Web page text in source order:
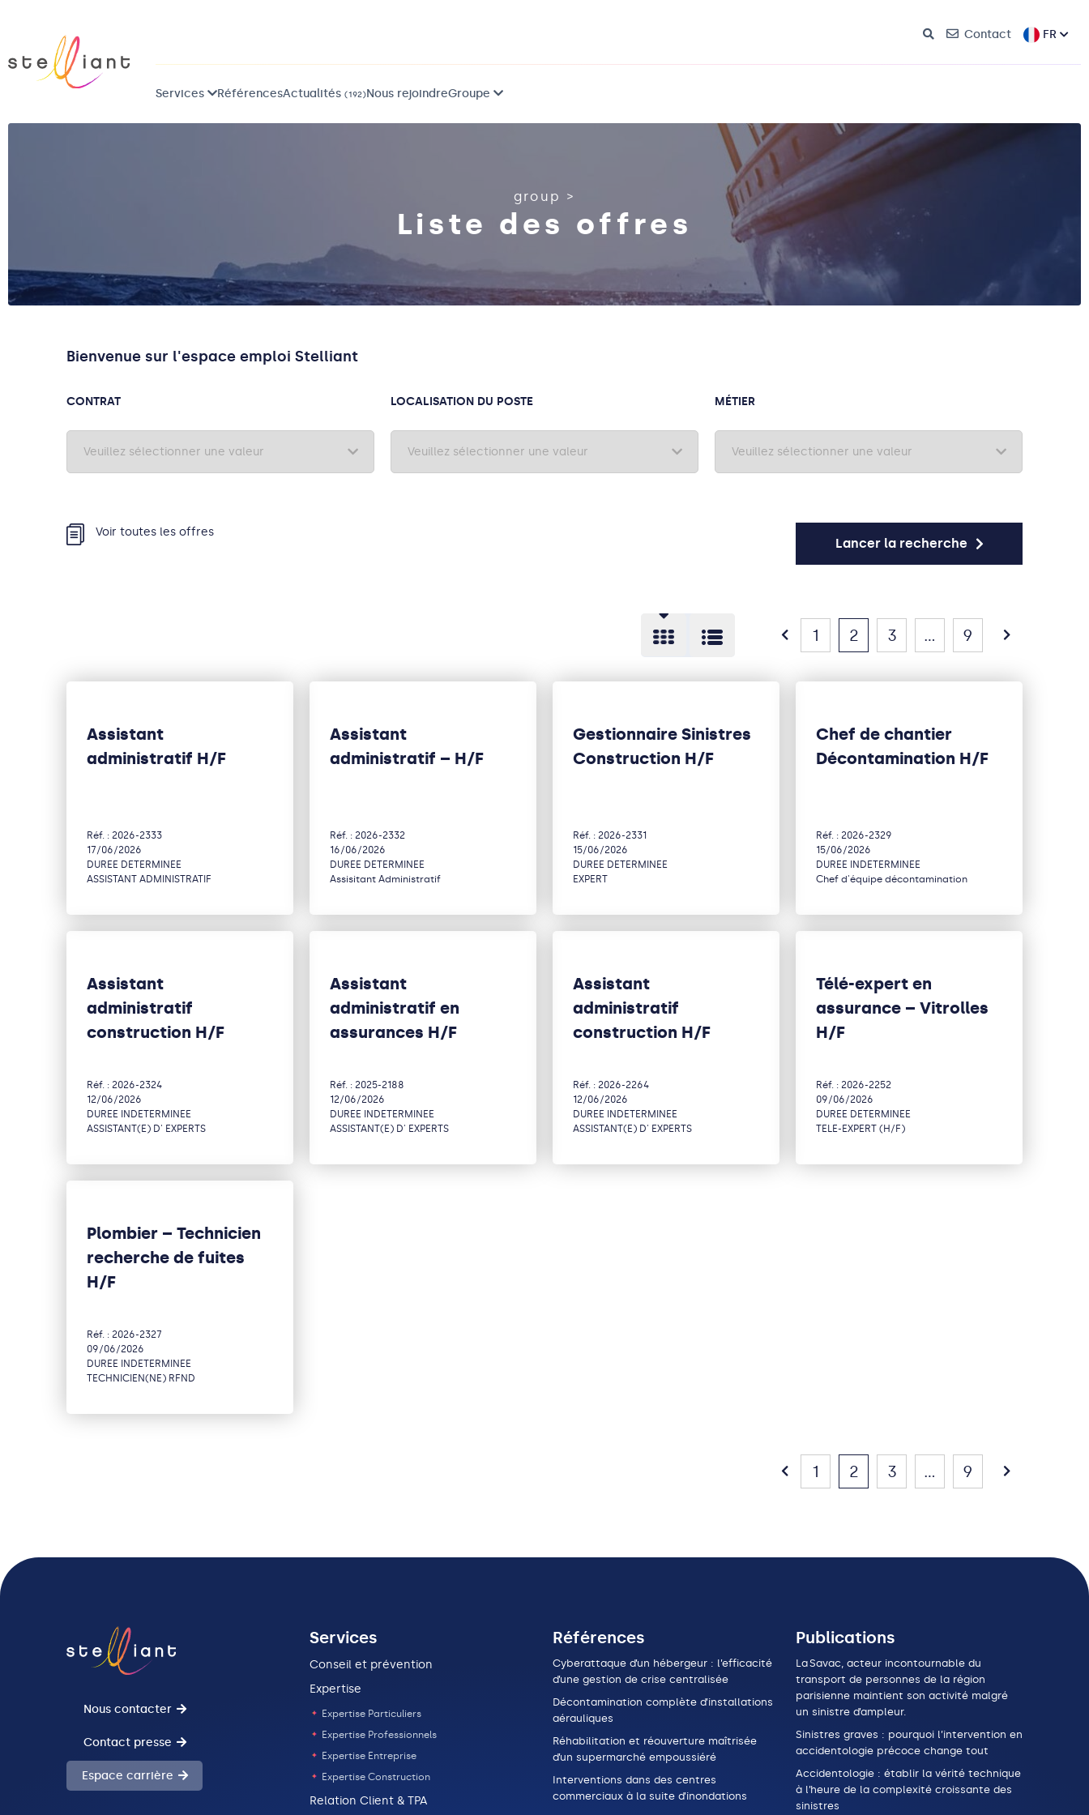
Contact FR
Services RéférencesActualités (192)Nous rejoindreGroupe
group >
Liste des offres
Bienvenue sur l'espace emploi Stelliant
CONTRAT LOCALISATION DU POSTE MÉTIER
Voir toutes les offres
Lancer la recherche
1 2 3 ... 9
Assistant
administratif H/F
Réf. : 2026-2333
17/06/2026
DUREE DETERMINEE
ASSISTANT ADMINISTRATIF
Assistant
administratif – H/F
Réf. : 2026-2332
16/06/2026
DUREE DETERMINEE
Assisitant Administratif
Gestionnaire Sinistres
Construction H/F
Réf. : 2026-2331
15/06/2026
DUREE DETERMINEE
EXPERT
Chef de chantier
Décontamination H/F
Réf. : 2026-2329
15/06/2026
DUREE INDETERMINEE
Chef d'équipe décontamination
Assistant
administratif
construction H/F
Réf. : 2026-2324
12/06/2026
DUREE INDETERMINEE
ASSISTANT(E) D' EXPERTS
Assistant
administratif en
assurances H/F
Réf. : 2025-2188
12/06/2026
DUREE INDETERMINEE
ASSISTANT(E) D' EXPERTS
Assistant
administratif
construction H/F
Réf. : 2026-2264
12/06/2026
DUREE INDETERMINEE
ASSISTANT(E) D' EXPERTS
Télé-expert en
assurance – Vitrolles
H/F
Réf. : 2026-2252
09/06/2026
DUREE DETERMINEE
TELE-EXPERT (H/F)
Plombier – Technicien
recherche de fuites
H/F
Réf. : 2026-2327
09/06/2026
DUREE INDETERMINEE
TECHNICIEN(NE) RFND
1 2 3 ... 9
Nous contacter
Contact presse
Espace carrière
Services
Conseil et prévention
Expertise
Expertise Particuliers
Expertise Professionnels
Expertise Entreprise
Expertise Construction
Relation Client & TPA
Références
Cyberattaque d’un hébergeur : l’efficacité
d’une gestion de crise centralisée
Décontamination complète d’installations
aérauliques
Réhabilitation et réouverture maîtrisée
d’un supermarché empoussiéré
Interventions dans des centres
commerciaux à la suite d’inondations
Publications
La Savac, acteur incontournable du
transport de personnes de la région
parisienne maintient son activité malgré
un sinistre d’ampleur.
Sinistres graves : pourquoi l’intervention en
accidentologie précoce change tout
Accidentologie : établir la vérité technique
à l’heure de la complexité croissante des
sinistres